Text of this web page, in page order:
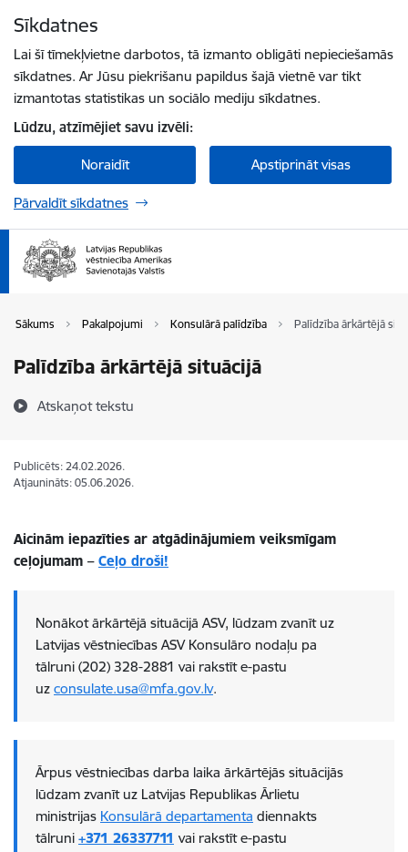
Sīkdatnes
Lai šī tīmekļvietne darbotos, tā izmanto obligāti nepieciešamās
sīkdatnes. Ar Jūsu piekrišanu papildus šajā vietnē var tikt
izmantotas statistikas un sociālo mediju sīkdatnes.
Lūdzu, atzīmējiet savu izvēli:
Noraidīt Apstiprināt visas
Pārvaldīt sīkdatnes
Sākums Pakalpojumi Konsulārā palīdzība Palīdzība ārkārtējā
Palīdzība ārkārtējā situācijā
Atskaņot tekstu
Publicēts: 24.02.2026.
Atjaunināts: 05.06.2026.
Aicinām iepazīties ar atgādinājumiem veiksmīgam
ceļojumam – Ceļo droši!
Nonākot ārkārtējā situācijā ASV, lūdzam zvanīt uz
Latvijas vēstniecības ASV Konsulāro nodaļu pa
tālruni (202) 328-2881 vai rakstīt e-pastu
uz consulate.usa@mfa.gov.lv.
Ārpus vēstniecības darba laika ārkārtējās situācijās
lūdzam zvanīt uz Latvijas Republikas Ārlietu
ministrijas Konsulārā departamenta diennakts
tālruni +371 26337711 vai rakstīt e-pastu